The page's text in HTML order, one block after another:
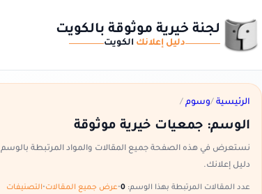
لجنة خيرية موثوقة بالكويت
دليل إعلانك الكويت
الرئيسية /وسوم /
الوسم: جمعيات خيرية موثوقة
نستعرض في هذه الصفحة جميع المقالات والمواد المرتبطة بالوسم
دليل إعلانك.
عدد المقالات المرتبطة بهذا الوسم: •عرض جميع المقالات•التصنيفات